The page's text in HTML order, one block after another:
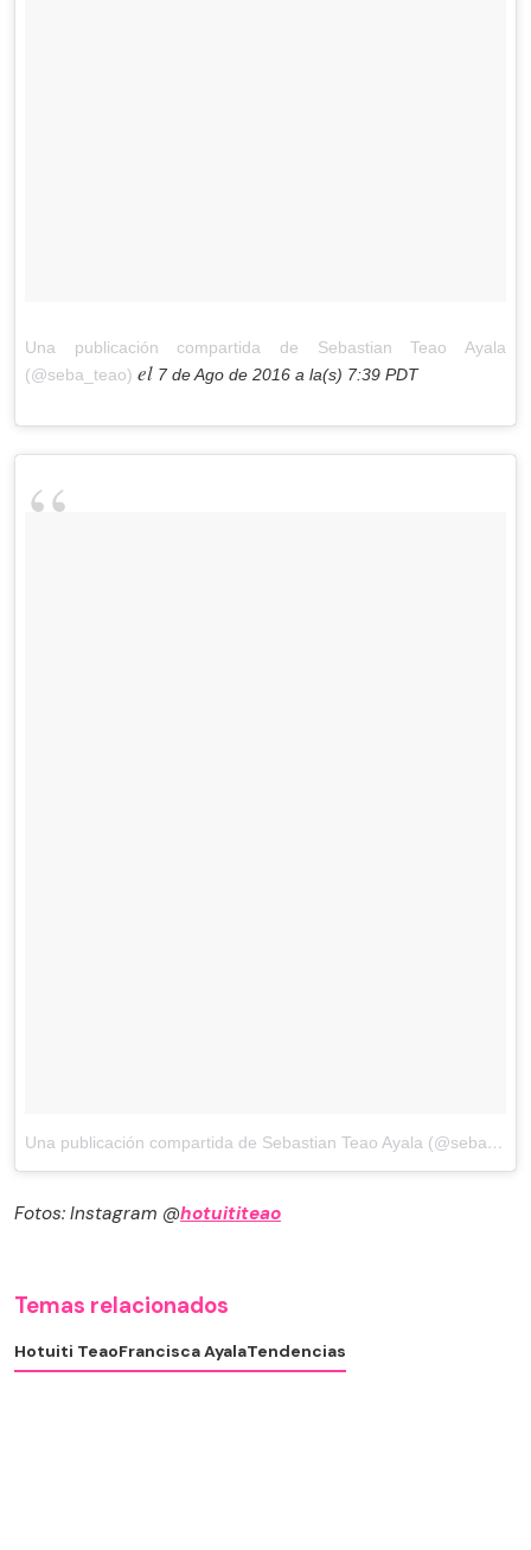
Una publicación compartida de Sebastian Teao Ayala
(@seba_teao) el 7 de Ago de 2016 a la(s) 7:39 PDT
Una publicación compartida de Sebastian Teao Ayala (@seba_teao)
Fotos: Instagram @hotuititeao
Temas relacionados
Hotuiti TeaoFrancisca AyalaTendencias